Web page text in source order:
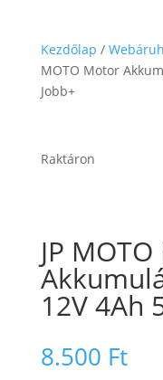
Kezdőlap /
MOTO Motor
Jobb+
Raktáron
JP
12V 4Ah
8.500 Ft